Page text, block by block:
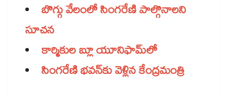
బొగ్గు వేలంలో సింగరేణి పాల్గొనాలని
సూచన
కార్మికుల బ్లూ యూనిఫామ్‌‌‌‌లో
సింగరేణి భవన్​కు వెళ్లిన కేంద్రమంత్రి